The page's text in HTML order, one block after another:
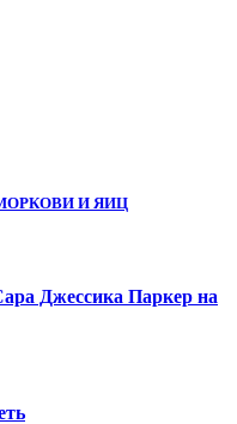
И ЯИЦ
Джессика Паркер на